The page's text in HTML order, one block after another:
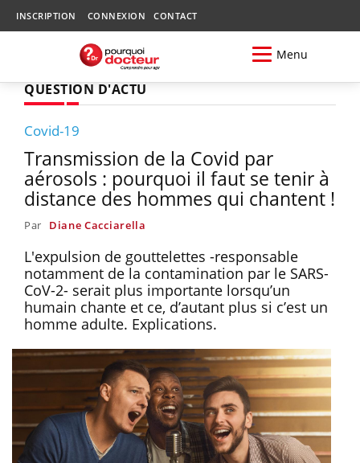
INSCRIPTION CONNEXION CONTACT
Menu
QUESTION D'ACTU
Covid-19
Transmission de la Covid par
aérosols : pourquoi il faut se tenir à
distance des hommes qui chantent !
Par Diane Cacciarella
L'expulsion de gouttelettes -responsable
notamment de la contamination par le SARS-
CoV-2- serait plus importante lorsqu’un
humain chante et ce, d’autant plus si c’est un
homme adulte. Explications.